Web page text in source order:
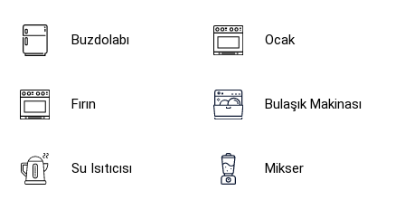
Buzdolabı Ocak
Fırın Bulaşık Makinası
Su Isıtıcısı Mikser